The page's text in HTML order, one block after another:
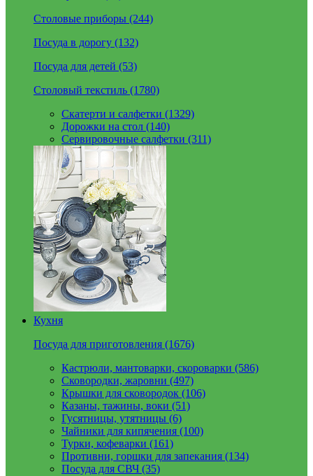
Столовые приборы (244)
Посуда в дорогу (132)
Посуда для детей (53)
Столовый текстиль (1780)
Скатерти и салфетки (1329)
Дорожки на стол (140)
Сервировочные салфетки (311)
Кухня
Посуда для приготовления (1676)
Кастрюли, мантоварки, скороварки (586)
Сковородки, жаровни (497)
Крышки для сковородок (106)
Казаны, тажины, воки (51)
Гусятницы, утятницы (6)
Чайники для кипячения (100)
Турки, кофеварки (161)
Противни, горшки для запекания (134)
Посуда для СВЧ (35)